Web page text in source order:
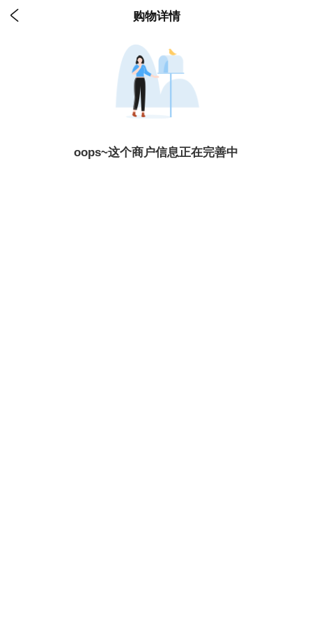
 购物详情
oops~这个商户信息正在完善中